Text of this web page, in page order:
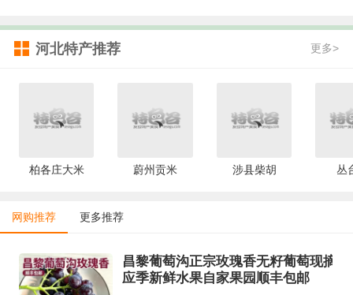
河北特产推荐 更多>
柏各庄大米 蔚州贡米 涉县柴胡 丛
网购推荐 更多推荐
昌黎葡萄沟正宗玫瑰香无籽葡萄现摘
应季新鲜水果自家果园顺丰包邮